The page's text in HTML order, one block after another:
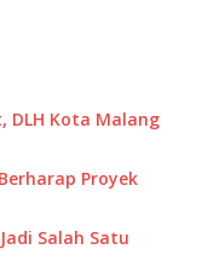
DLH Kota Malang
Proyek
Salah Satu